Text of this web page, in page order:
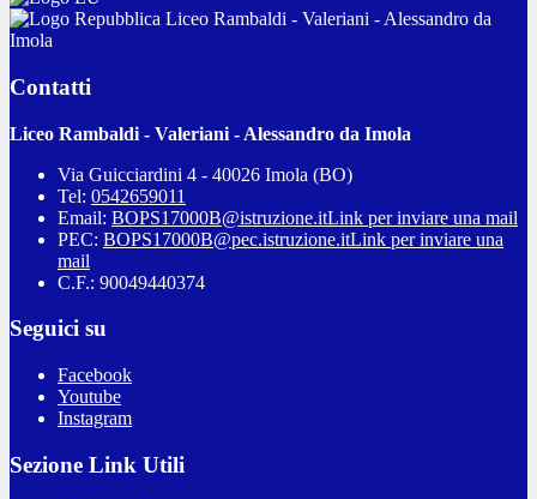
Liceo Rambaldi - Valeriani - Alessandro da
Imola
Contatti
Liceo Rambaldi - Valeriani - Alessandro da Imola
Via Guicciardini 4 - 40026 Imola (BO)
Tel: 0542659011
Email: BOPS17000B@istruzione.itLink per inviare una mail
PEC: BOPS17000B@pec.istruzione.itLink per inviare una
mail
C.F.: 90049440374
Seguici su
Facebook
Youtube
Instagram
Sezione Link Utili